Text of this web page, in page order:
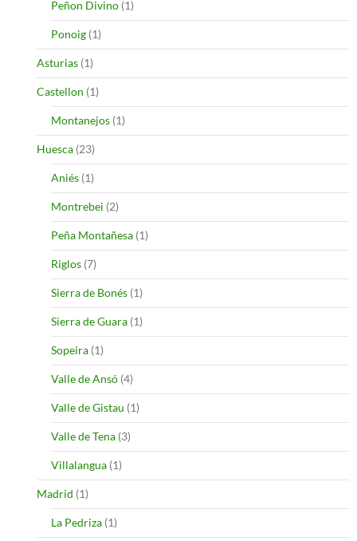
Peñon Divino (1)
Ponoig (1)
Asturias (1)
Castellon (1)
Montanejos (1)
Huesca (23)
Aniés (1)
Montrebei (2)
Peña Montañesa (1)
Riglos (7)
Sierra de Bonés (1)
Sierra de Guara (1)
Sopeira (1)
Valle de Ansó (4)
Valle de Gistau (1)
Valle de Tena (3)
Villalangua (1)
Madrid (1)
La Pedriza (1)